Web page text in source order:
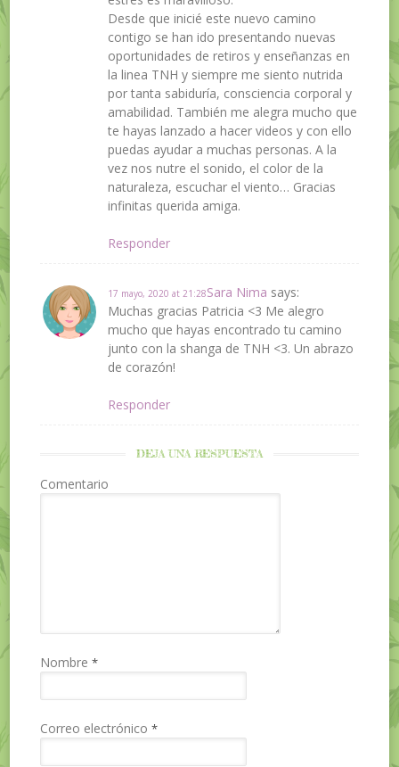
Desde que inicié este nuevo camino
contigo se han ido presentando nuevas
oportunidades de retiros y enseñanzas en
la linea TNH y siempre me siento nutrida
por tanta sabiduría, consciencia corporal y
amabilidad. También me alegra mucho que
te hayas lanzado a hacer videos y con ello
puedas ayudar a muchas personas. A la
vez nos nutre el sonido, el color de la
naturaleza, escuchar el viento… Gracias
infinitas querida amiga.
Responder
Sara Nima says:
17 mayo, 2020 at 21:28
Muchas gracias Patricia <3 Me alegro
mucho que hayas encontrado tu camino
junto con la shanga de TNH <3. Un abrazo
de corazón!
Responder
DEJA UNA RESPUESTA
Comentario
Nombre*
Correo electrónico*